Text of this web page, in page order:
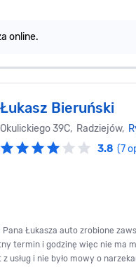
online.
Łukasz Bieruński
Okulickiego 39C, Radziejów,
3.8 (7
Łukasza auto zrobione
termin i godzinę więc nie ma
i nie było mowy o